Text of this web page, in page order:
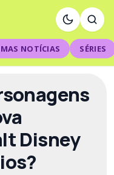
NOTÍCIAS SÉRIES
Disney